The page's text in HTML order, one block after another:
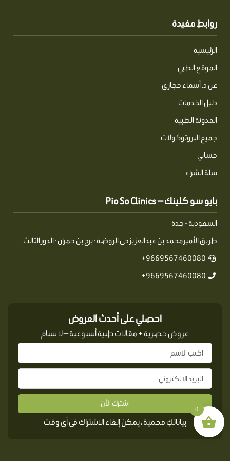
روابط مفيدة
الرئيسية
الموقع الطبي
عن د. أسماء حجازي
دليل الخدمات
المدونة الطبية
جميع البروتوكولات
حسابي
سلة الشراء
بايو سو كلينك — Pio So Clinics
السعودية - جدة
طريق الأمير محمد بن عبدالعزيز حي الروضة · برج بن حمران · الدور الثالث
9669567460080+
9669567460080+
احصلي على أحدث العروض
عروض حصرية + مقالات طبية أسبوعية — لا سبام
اشترك الأن
بياناتكِ محمية ، يمكن إلغاء الاشتراك في أي وقت
0